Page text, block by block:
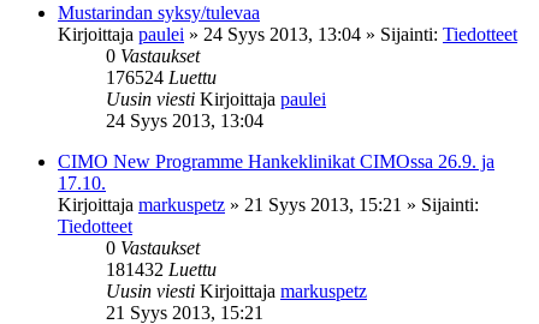
Mustarindan syksy/tulevaa
Kirjoittaja paulei » 24 Syys 2013, 13:04 » Sijainti: Tiedotteet
0 Vastaukset
176524 Luettu
Uusin viesti Kirjoittaja paulei
24 Syys 2013, 13:04
CIMO New Programme Hankeklinikat CIMOssa 26.9. ja
17.10.
Kirjoittaja markuspetz » 21 Syys 2013, 15:21 » Sijainti:
Tiedotteet
0 Vastaukset
181432 Luettu
Uusin viesti Kirjoittaja markuspetz
21 Syys 2013, 15:21